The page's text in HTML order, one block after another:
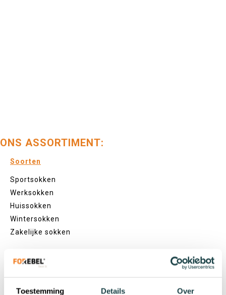
Toestemming Details Over
ONS ASSORTIMENT:
Soorten
Sportsokken
Werksokken
Huissokken
Wintersokken
Zakelijke sokken
Lengtes